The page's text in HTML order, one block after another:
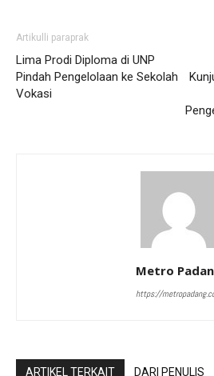
Artikulli paraprak
Lima Prodi Diploma di UNP
Pindah Pengelolaan ke Sekolah
Vokasi
Metro
https://
ARTIKEL TERKAIT DARI PENULIS